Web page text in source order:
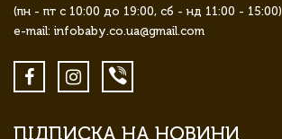
(пн - пт с 10:00 до 19:00, сб - нд 11:00 - 15:00)
e-mail: infobaby.co.ua@gmail.com
ПІДПИСКА НА НОВИНИ